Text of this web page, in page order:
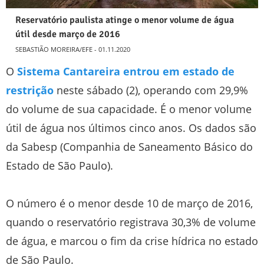
Reservatório paulista atinge o menor volume de água
útil desde março de 2016
SEBASTIÃO MOREIRA/EFE - 01.11.2020
O Sistema Cantareira entrou em estado de
restrição neste sábado (2), operando com 29,9%
do volume de sua capacidade. É o menor volume
útil de água nos últimos cinco anos. Os dados são
da Sabesp (Companhia de Saneamento Básico do
Estado de São Paulo).
O número é o menor desde 10 de março de 2016,
quando o reservatório registrava 30,3% de volume
de água, e marcou o fim da crise hídrica no estado
de São Paulo.